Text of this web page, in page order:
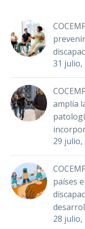
31 julio,
amplía
29 julio,
países
28 julio,